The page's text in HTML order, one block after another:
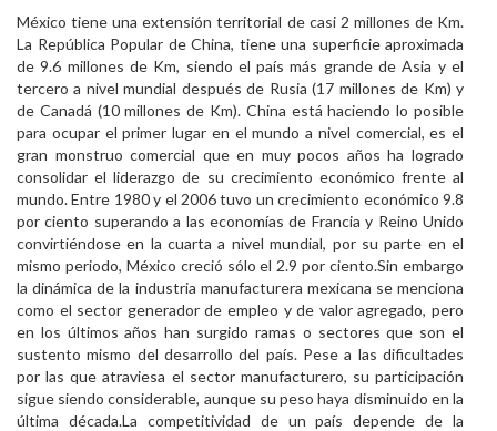
México tiene una extensión territorial de casi 2 millones de Km.
La República Popular de China, tiene una superficie aproximada
de 9.6 millones de Km, siendo el país más grande de Asia y el
tercero a nivel mundial después de Rusia (17 millones de Km) y
de Canadá (10 millones de Km). China está haciendo lo posible
para ocupar el primer lugar en el mundo a nivel comercial, es el
gran monstruo comercial que en muy pocos años ha logrado
consolidar el liderazgo de su crecimiento económico frente al
mundo. Entre 1980 y el 2006 tuvo un crecimiento económico 9.8
por ciento superando a las economías de Francia y Reino Unido
convirtiéndose en la cuarta a nivel mundial, por su parte en el
mismo periodo, México creció sólo el 2.9 por ciento.Sin embargo
la dinámica de la industria manufacturera mexicana se menciona
como el sector generador de empleo y de valor agregado, pero
en los últimos años han surgido ramas o sectores que son el
sustento mismo del desarrollo del país. Pese a las dificultades
por las que atraviesa el sector manufacturero, su participación
sigue siendo considerable, aunque su peso haya disminuido en la
última década.La competitividad de un país depende de la